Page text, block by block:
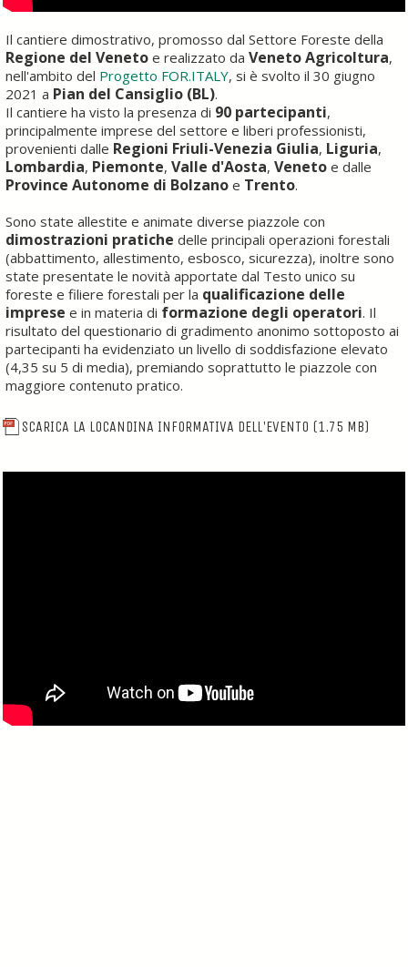
Il cantiere dimostrativo, promosso dal Settore Foreste della
Regione del Veneto e realizzato da Veneto Agricoltura,
nell'ambito del Progetto FOR.ITALY, si è svolto il 30 giugno
2021 a Pian del Cansiglio (BL).
Il cantiere ha visto la presenza di 90 partecipanti,
principalmente imprese del settore e liberi professionisti,
provenienti dalle Regioni Friuli-Venezia Giulia, Liguria,
Lombardia, Piemonte, Valle d'Aosta, Veneto e dalle
Province Autonome di Bolzano e Trento.
Sono state allestite e animate diverse piazzole con
dimostrazioni pratiche delle principali operazioni forestali
(abbattimento, allestimento, esbosco, sicurezza), inoltre sono
state presentate le novità apportate dal Testo unico su
foreste e filiere forestali per la qualificazione delle
imprese e in materia di formazione degli operatori. Il
risultato del questionario di gradimento anonimo sottoposto ai
partecipanti ha evidenziato un livello di soddisfazione elevato
(4,35 su 5 di media), premiando soprattutto le piazzole con
maggiore contenuto pratico.
SCARICA LA LOCANDINA INFORMATIVA DELL'EVENTO (1.75 MB)